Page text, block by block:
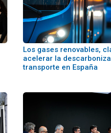
Los gases renovables,
acelerar la
transporte en España